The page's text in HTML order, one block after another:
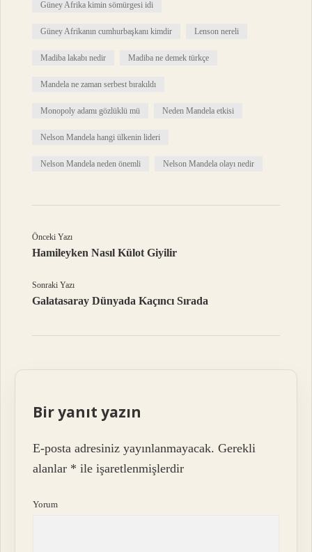
Güney Afrika kimin sömürgesi idi
Güney Afrikanın cumhurbaşkanı kimdir Lenson nereli
Madiba lakabı nedir Madiba ne demek türkçe
Mandela ne zaman serbest bırakıldı
Monopoly adamı gözlüklü mü Neden Mandela etkisi
Nelson Mandela hangi ülkenin lideri
Nelson Mandela neden önemli Nelson Mandela olayı nedir
Önceki Yazı
Hamileyken Nasıl Külot Giyilir
Sonraki Yazı
Galatasaray Dünyada Kaçıncı Sırada
Bir yanıt yazın
E-posta adresiniz yayınlanmayacak. Gerekli
alanlar * ile işaretlenmişlerdir
Yorum